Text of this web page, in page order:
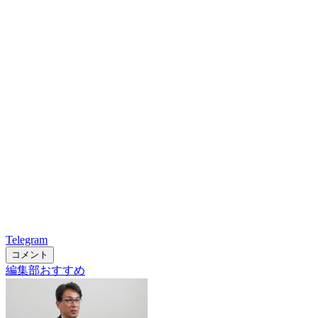
Telegram
コメント
編集部おすすめ